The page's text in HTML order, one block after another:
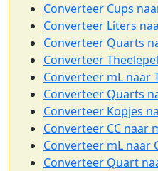
Converteer Cups
Converteer Liters
Converteer Quarts
Converteer
Converteer mL naar
Converteer Quarts
Converteer Kopjes
Converteer CC naar
Converteer mL naar
Converteer Quart